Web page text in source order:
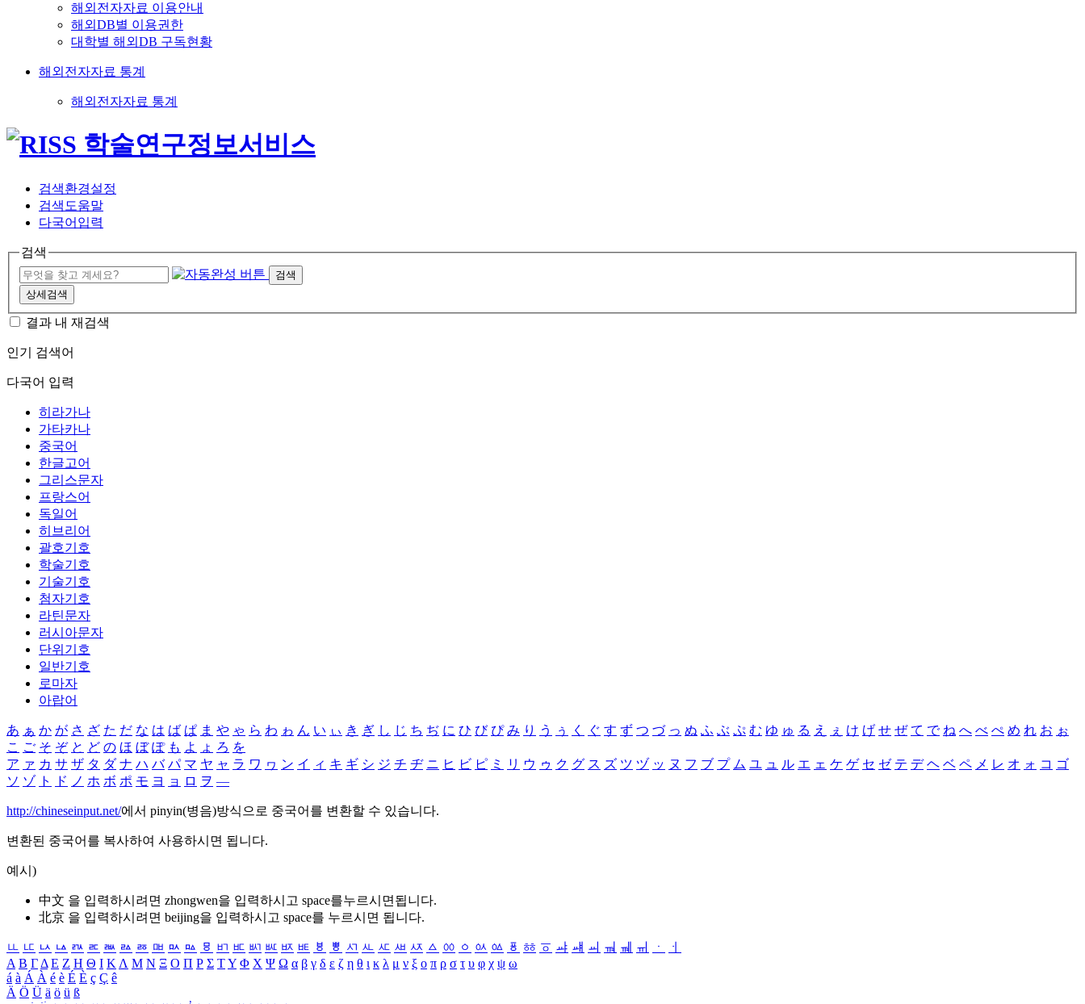
해외전자자료 이용안내
해외DB별 이용권한
대학별 해외DB 구독현황
해외전자자료 통계
해외전자자료 통계
검색환경설정
검색도움말
다국어입력
검색
검색
상세검색
결과 내 재검색
인기 검색어
다국어 입력
히라가나
가타카나
중국어
한글고어
그리스문자
프랑스어
독일어
히브리어
괄호기호
학술기호
기술기호
첨자기호
라틴문자
러시아문자
단위기호
일반기호
로마자
아랍어
あ ぁ か が さ ざ た だ な は ば ぱ ま や ゃ ら わ ゎ ん い ぃ き ぎ し じ ち ぢ に ひ び ぴ み り う ぅ く ぐ す ず つ づ っ ぬ ふ ぶ ぷ む ゆ ゅ る え ぇ け げ せ ぜ て で ね へ べ ぺ め れ お ぉ
こ ご そ ぞ と ど の ほ ぼ ぽ も よ ょ ろ を
ア ァ カ サ ザ タ ダ ナ ハ バ パ マ ヤ ャ ラ ワ ヮ ン イ ィ キ ギ シ ジ チ ヂ ニ ヒ ビ ピ ミ リ ウ ゥ ク グ ス ズ ツ ヅ ッ ヌ フ ブ プ ム ユ ュ ル エ ェ ケ ゲ セ ゼ テ デ ヘ ベ ペ メ レ オ ォ コ ゴ
ソ ゾ ト ド ノ ホ ボ ポ モ ヨ ョ ロ ヲ ―
http://chineseinput.net/에서 pinyin(병음)방식으로 중국어를 변환할 수 있습니다.
변환된 중국어를 복사하여 사용하시면 됩니다.
예시)
中文 을 입력하시려면 zhongwen을 입력하시고 space를누르시면됩니다.
北京 을 입력하시려면 beijing을 입력하시고 space를 누르시면 됩니다.
ㅥ ㅦ ㅧ ㅨ ㅩ ㅪ ㅫ ㅬ ㅭ ㅮ ㅯ ㅰ ㅱ ㅲ ㅳ ㅴ ㅵ ㅶ ㅷ ㅸ ㅹ ㅺ ㅻ ㅼ ㅽ ㅾ ㅿ ㆀ ㆁ ㆂ ㆃ ㆄ ㆅ ㆆ ㆇ ㆈ ㆉ ㆊ ㆋ ㆌ ㆍ
ㆎ
Α Β ΓΔ Ε Ζ Η Θ Ι ΚΛ Μ Ν Ξ Ο Π Ρ Σ ΤΥ Φ Χ Ψ Ω α β γ δ ε ζ η θ ι κ λ μ ν ξ ο π ρ σ τ υ φ χ ψ ω
á à Á À é è É È ç Ç ê
Ä Ö Ü ä ö ü ß